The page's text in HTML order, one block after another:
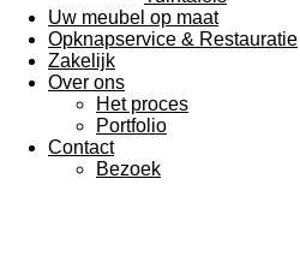
Uw meubel op maat
Opknapservice & Restauratie
Zakelijk
Over ons
Het proces
Portfolio
Contact
Bezoek